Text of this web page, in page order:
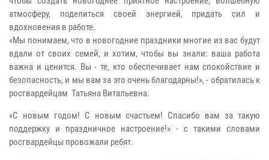
атмосферу, поделиться своей энергией, придать сил и
вдохновения в работе.
«Мы понимаем, что в новогодние праздники многие из вас будут
вдали от своих семей, и хотим, чтобы вы знали: ваша работа
важна и ценится. Вы - те, кто обеспечивает нам спокойствие и
безопасность, и мы вам за это очень благодарны!», - обратилась к
росгвардейцам Татьяна Витальевна.
«С новым годом! С новым счастьем! Спасибо вам за такую
поддержку и праздничное настроение!» - с такими словами
росгвардейцы провожали ребят.